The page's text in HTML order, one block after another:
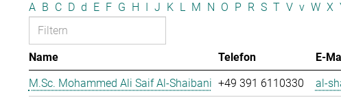
A B C D d E F G H I J K L M N O P R S T V v W X
Name Telefon E-
M.Sc. Mohammed Ali Saif Al-Shaibani +49 391 6110330 al-